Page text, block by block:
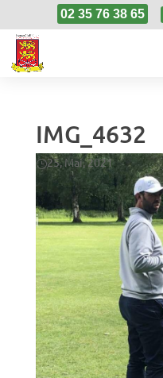
02 35 76 38 65
IMG_4632
25, Mai, 2021